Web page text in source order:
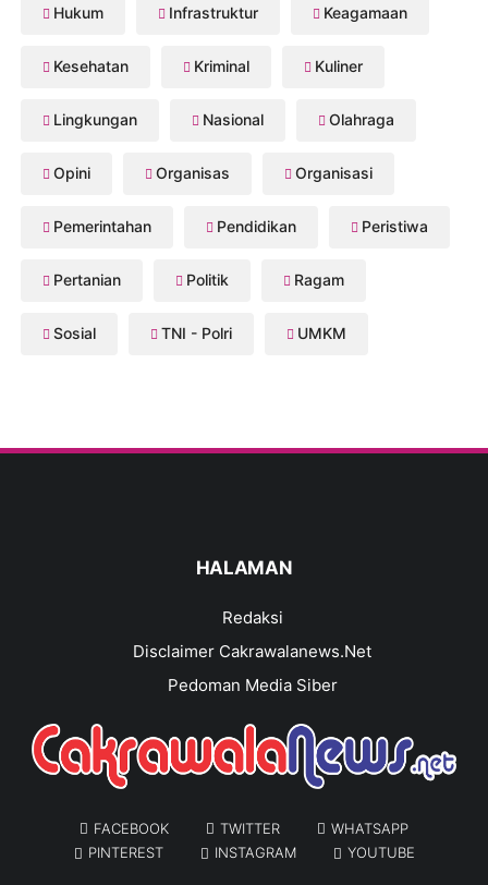
Hukum Infrastruktur Keagamaan
Kesehatan Kriminal Kuliner
Lingkungan Nasional Olahraga
Opini Organisas Organisasi
Pemerintahan Pendidikan Peristiwa
Pertanian Politik Ragam
Sosial TNI - Polri UMKM
HALAMAN
Redaksi
Disclaimer Cakrawalanews.Net
Pedoman Media Siber
FACEBOOK TWITTER
WHATSAPP
PINTEREST
INSTAGRAM YOUTUBE